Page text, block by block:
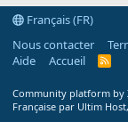
Français (FR)
Nous contacter
Aide
Accueil
R
Community platform by
Française par Ultim